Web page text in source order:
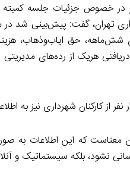
مهر در خصوص جزئیات جلسه
تهران، گفت: پیش‌بینی شد در
شش‌ماهه، حق ایاب‌وذهاب،
که این اطلاعات به
نشود، بلکه سیستماتیک و